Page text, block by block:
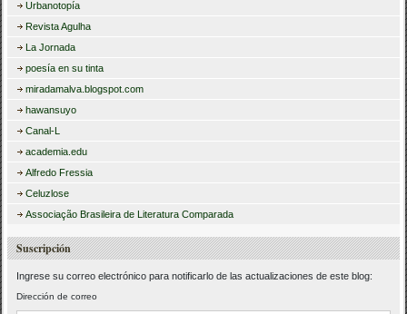
Urbanotopía
Revista Agulha
La Jornada
poesía en su tinta
miradamalva.blogspot.com
hawansuyo
Canal-L
academia.edu
Alfredo Fressia
Celuzlose
Associação Brasileira de Literatura Comparada
Suscripción
Ingrese su correo electrónico para notificarlo de las actualizaciones de este blog:
Dirección de correo